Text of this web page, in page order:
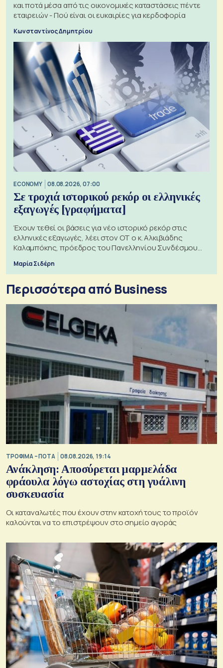
και ποτά μέσα από τις οικονομικές καταστάσεις πέντε
εταιρειών - Πού είναι οι ευκαιρίες για κερδοφορία
Κωνσταντίνος Δημητρίου
ECONOMY 08.08.2026, 07:00
Σε τροχιά ιστορικού ρεκόρ οι ελληνικές
εξαγωγές [γραφήματα]
Έχουν τεθεί οι βάσεις για νέο ιστορικό ρεκόρ στις
ελληνικές εξαγωγές, λέει στον ΟΤ ο κ. Αλκιβιάδης
Καλαμπόκης, πρόεδρος του Πανελληνίου Συνδέσμου
Εξαγωγέων
Μαρία Σιδέρη
Περισσότερα από Business
ΤΡΟΦΙΜΑ – ΠΟΤΑ 08.08.2026, 19:14
Ανάκληση: Αποσύρεται μαρμελάδα
φράουλα λόγω αστοχίας στη γυάλινη
συσκευασία
Οι καταναλωτές που έχουν στην κατοχή τους το προϊόν
καλούνται να το επιστρέψουν στο σημείο αγοράς